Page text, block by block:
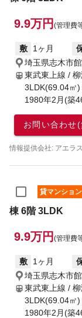
9.9万円 (管理費
敷 1ヶ月
埼玉県志木市
東武東上線 /
3LDK(69.04㎡
1980年2月(築
お問い合わせ(
情報提供会社: アエラ
貸マンション
棟 6階 3LDK
9.9万円 (管理費
敷 1ヶ月
埼玉県志木市
東武東上線 /
3LDK(69.04㎡
1980年2月(築